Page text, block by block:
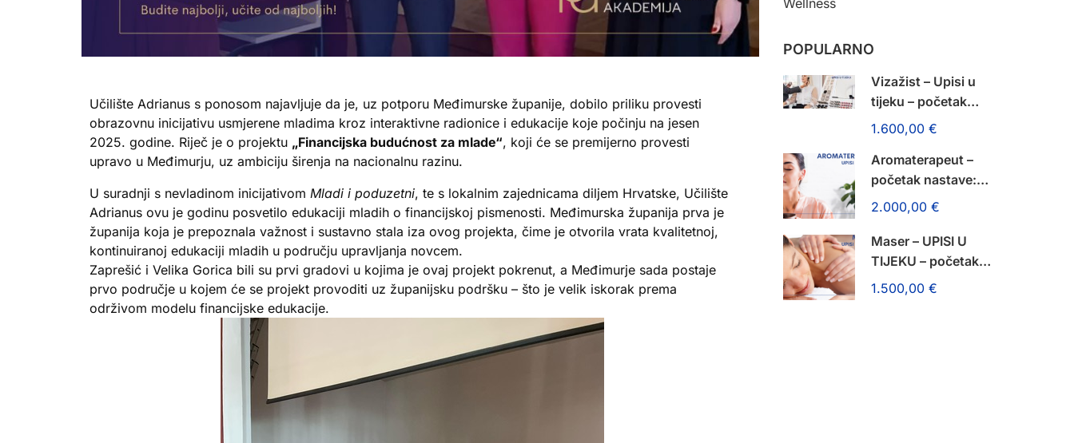
Učilište Adrianus s ponosom najavljuje da je, uz potporu Međimurske županije, dobilo priliku provesti
obrazovnu inicijativu usmjerene mladima kroz interaktivne radionice i edukacije koje počinju na jesen
2025. godine. Riječ je o projektu „Financijska budućnost za mlade“, koji će se premijerno provesti
upravo u Međimurju, uz ambiciju širenja na nacionalnu razinu.
U suradnji s nevladinom inicijativom Mladi i poduzetni, te s lokalnim zajednicama diljem Hrvatske, Učilište
Adrianus ovu je godinu posvetilo edukaciji mladih o financijskoj pismenosti. Međimurska županija prva je
županija koja je prepoznala važnost i sustavno stala iza ovog projekta, čime je otvorila vrata kvalitetnoj,
kontinuiranoj edukaciji mladih u području upravljanja novcem.
Zaprešić i Velika Gorica bili su prvi gradovi u kojima je ovaj projekt pokrenut, a Međimurje sada postaje
prvo područje u kojem će se projekt provoditi uz županijsku podršku – što je velik iskorak prema
održivom modelu financijske edukacije.
Wellness
POPULARNO
Vizažist – Upisi u
tijeku – početak
nastave: 14. rujna
1.600,00 €
Aromaterapeut –
početak nastave:
14. rujna 2026.!
2.000,00 €
Maser – UPISI U
TIJEKU – početak
nastave: 14. rujna
1.500,00 €